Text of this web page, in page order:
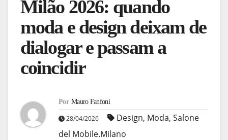
Milão 2026: quando
moda e design deixam de
dialogar e passam a
coincidir
Por Mauro Fanfoni
28/04/2026 Design, Moda, Salone
del Mobile.Milano